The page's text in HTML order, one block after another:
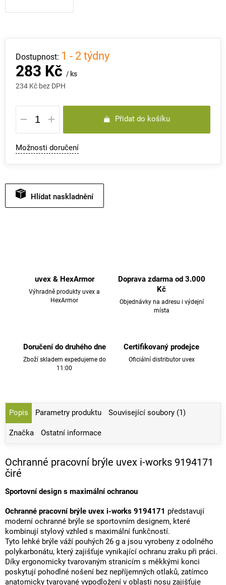
283 Kč / ks
234 Kč bez DPH
Měrná
cena:
1 - 2 týdny
Přidat do košíku
Možnosti doručení
Hlídat
uvex & HexArmor
Výhradně produkty uvex a
HexArmor
Doprava zdarma od 3.000
Kč
Objednávky na adresu i výdejní
místa
Doručení do druhého dne
Zboží skladem expedujeme do
11:00
Certifikovaný prodejce
Oficiální distributor uvex
Popis Parametry produktu Související soubory (1)
Značka Ostatní informace
Ochranné pracovní brýle uvex i-works 9194171
čiré
Sportovní design s maximální ochranou
Ochranné pracovní brýle uvex i-works 9194171 představují
moderní ochranné brýle se sportovním designem, které
kombinují stylový vzhled s maximální funkčností.
Tyto lehké brýle váží pouhých 26 g a jsou vyrobeny z odolného
polykarbonátu, který zajišťuje vynikající ochranu zraku při práci.
Díky ergonomicky tvarovaným stranicím s měkkými konci
poskytují pohodlné nošení bez nepříjemných otlaků, zatímco
anatomicky tvarované vypodložení v oblasti nosu zajišťuje